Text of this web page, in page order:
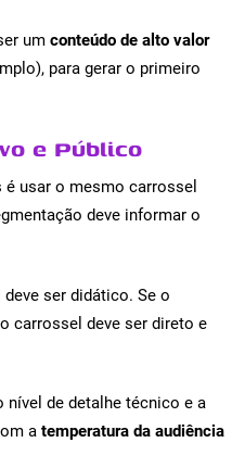
um conteúdo de alto valor
para gerar o primeiro
e Público
usar o mesmo carrossel
deve informar o
ser didático. Se o
carrossel deve ser direto e
nível de detalhe técnico e a
a temperatura da audiência